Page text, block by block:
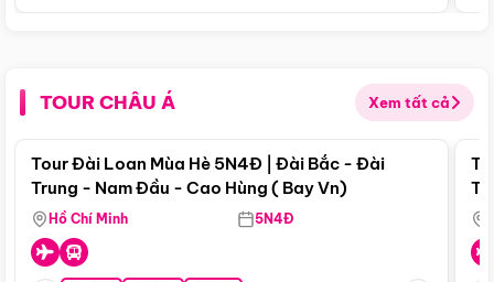
TOUR CHÂU Á Xem tất cả
Điểm nổi bật
Tour Đài Loan Mùa Hè 5N4Đ | Đài Bắc - Đài
Trung - Nam Đầu - Cao Hùng ( Bay Vn)
Hồ Chí Minh 5N4Đ